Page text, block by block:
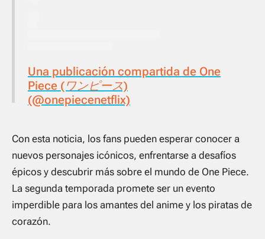
Una publicación compartida de One
Piece (ワンピース)
(@onepiecenetflix)
Con esta noticia, los fans pueden esperar conocer a
nuevos personajes icónicos, enfrentarse a desafíos
épicos y descubrir más sobre el mundo de One Piece.
La segunda temporada promete ser un evento
imperdible para los amantes del anime y los piratas de
corazón.